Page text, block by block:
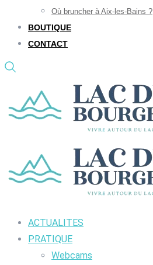
Où bruncher à Aix-les-Bains ?
BOUTIQUE
CONTACT
ACTUALITES
PRATIQUE
Webcams